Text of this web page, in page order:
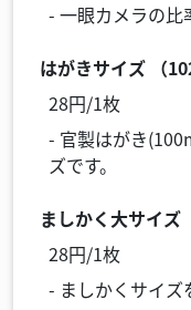
- 一眼カメラの比
はがきサイズ （
28円/1枚
- 官製はがき
ズです。
ましかく大サイ
28円/1枚
- ましかくサイズ